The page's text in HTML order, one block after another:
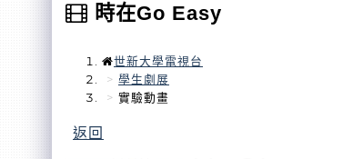
時在Go Easy
世新大學電視台
學生劇展
實驗動畫
返回